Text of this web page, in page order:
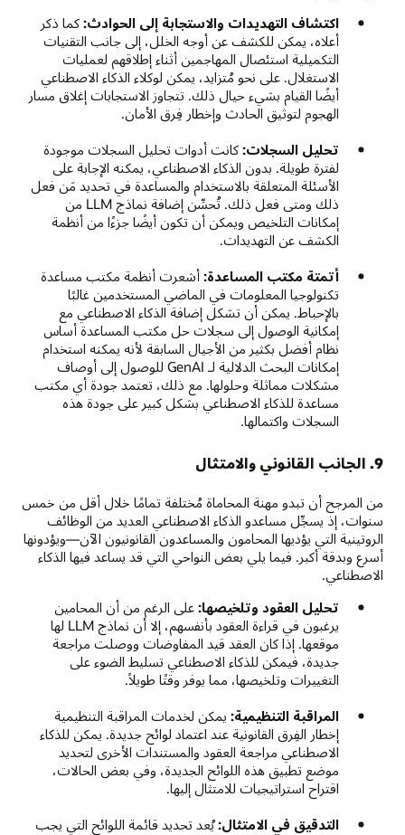
اكتشاف التهديدات والاستجابة إلى الحوادث: كما ذكر
أعلاه، يمكن للكشف عن أوجه الخلل، إلى جانب التقنيات
التكميلية استئصال المهاجمين أثناء إطلاقهم لعمليات
الاستغلال. على نحو مُتزايد، يمكن لوكلاء الذكاء الاصطناعي
أيضًا القيام بشيء حيال ذلك. تتجاوز الاستجابات إغلاق مسار
الهجوم لتوثيق الحادث وإخطار فِرق الأمان.
تحليل السجلات: كانت أدوات تحليل السجلات موجودة
لفترة طويلة. بدون الذكاء الاصطناعي، يمكنه الإجابة على
الأسئلة المتعلقة بالاستخدام والمساعدة في تحديد مَن فعل
ذلك ومتى فعل ذلك. تُحسِّن إضافة نماذج LLM من
إمكانات التلخيص ويمكن أن تكون أيضًا جزءًا من أنظمة
الكشف عن التهديدات.
أتمتة مكتب المساعدة: أشعرت أنظمة مكتب مساعدة
تكنولوجيا المعلومات في الماضي المستخدمين غالبًا
بالإحباط. يمكن أن تشكل إضافة الذكاء الاصطناعي مع
إمكانية الوصول إلى سجلات حل مكتب المساعدة أساس
نظام أفضل بكثير من الأجيال السابقة لأنه يمكنه استخدام
إمكانات البحث الدلالية لـ GenAI للوصول إلى أوصاف
مشكلات مماثلة وحلولها. مع ذلك، تعتمد جودة أي مكتب
مساعدة للذكاء الاصطناعي بشكل كبير على جودة هذه
السجلات واكتمالها.
9. الجانب القانوني والامتثال
من المرجح أن تبدو مهنة المحاماة مُختلفة تمامًا خلال أقل من خمس
سنوات، إذ يسجِّل مساعدو الذكاء الاصطناعي العديد من الوظائف
الروتينية التي يؤديها المحامون والمساعدون القانونيون الآن—ويؤدونها
أسرع وبدقة أكبر. فيما يلي بعض النواحي التي قد يساعد فيها الذكاء
الاصطناعي.
تحليل العقود وتلخيصها: على الرغم من أن المحامين
يرغبون في قراءة العقود بأنفسهم، إلا أن نماذج LLM لها
موقعها. إذا كان العقد قيد المفاوضات ووصلت مراجعة
جديدة، فيمكن للذكاء الاصطناعي تسليط الضوء على
التغييرات وتلخيصها، مما يوفر وقتًا طويلاً.
المراقبة التنظيمية: يمكن لخدمات المراقبة التنظيمية
إخطار الفِرق القانونية عند اعتماد لوائح جديدة. يمكن للذكاء
الاصطناعي مراجعة العقود والمستندات الأخرى لتحديد
موضع تطبيق هذه اللوائح الجديدة، وفي بعض الحالات،
اقتراح استراتيجيات للامتثال إليها.
التدقيق في الامتثال:يُعد تحديد قائمة اللوائح التي يجب